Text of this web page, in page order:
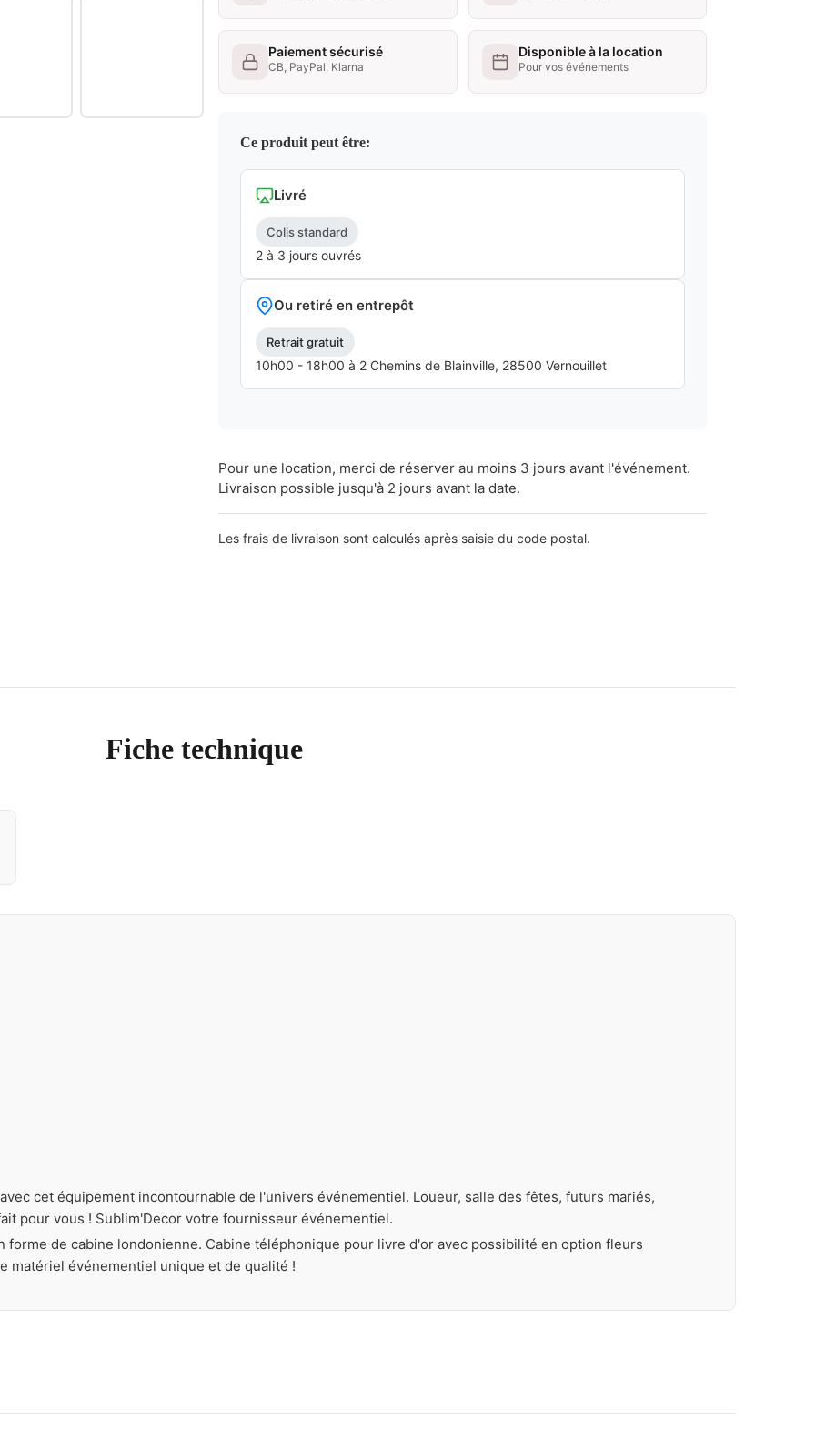
Paiement sécurisé
CB, PayPal, Klarna
Disponible à la location
Pour vos événements
Ce produit peut être:
Livré
Colis standard
2 à 3 jours ouvrés
Ou retiré en entrepôt
Retrait gratuit
10h00 - 18h00 à 2 Chemins de Blainville, 28500 Vernouillet
Pour une location, merci de réserver au moins 3 jours avant l'événement.
Livraison possible jusqu'à 2 jours avant la date.
Les frais de livraison sont calculés après saisie du code postal.
Fiche technique
cet équipement incontournable de l'univers événementiel. Loueur, salle des fêtes, futurs mariés,
pour vous ! Sublim'Decor votre fournisseur événementiel.
de cabine londonienne. Cabine téléphonique pour livre d'or avec possibilité en option fleurs
matériel événementiel unique et de qualité !